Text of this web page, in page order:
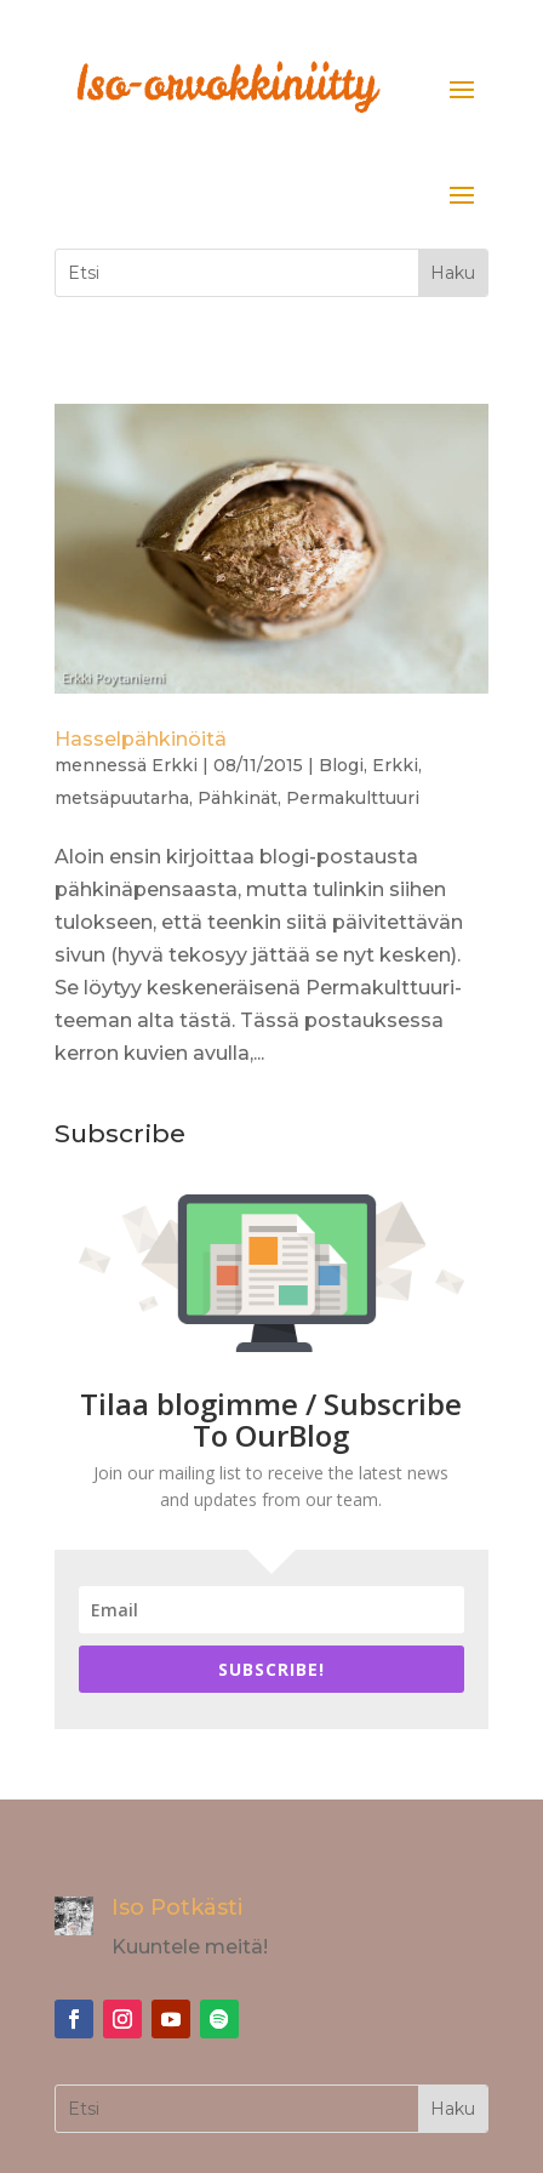
Hasselpähkinöitä
mennessä Erkki | 08/11/2015 | Blogi, Erkki,
metsäpuutarha, Pähkinät, Permakulttuuri
Aloin ensin kirjoittaa blogi-postausta
pähkinäpensaasta, mutta tulinkin siihen
tulokseen, että teenkin siitä päivitettävän
sivun (hyvä tekosyy jättää se nyt kesken).
Se löytyy keskeneräisenä Permakulttuuri-
teeman alta tästä. Tässä postauksessa
kerron kuvien avulla,...
Subscribe
Tilaa blogimme / Subscribe
To OurBlog
Join our mailing list to receive the latest news
and updates from our team.
SUBSCRIBE!
Iso Potkästi
Kuuntele meitä!